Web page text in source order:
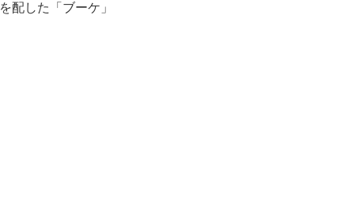
配した「ブーケ」